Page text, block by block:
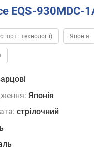
EQS-930MDC-
і технології) Японія
Японія
стрілочний